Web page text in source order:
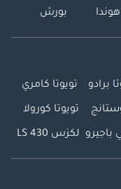
هوندا بورش
برادو تويوتا كامري
تويوتا كورولا
لكزس LS 430